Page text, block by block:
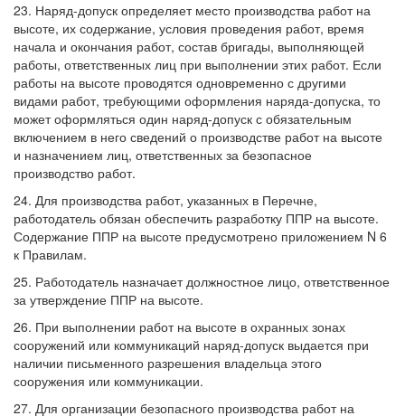
23. Наряд-допуск определяет место производства работ на
высоте, их содержание, условия проведения работ, время
начала и окончания работ, состав бригады, выполняющей
работы, ответственных лиц при выполнении этих работ. Если
работы на высоте проводятся одновременно с другими
видами работ, требующими оформления наряда-допуска, то
может оформляться один наряд-допуск с обязательным
включением в него сведений о производстве работ на высоте
и назначением лиц, ответственных за безопасное
производство работ.
24. Для производства работ, указанных в Перечне,
работодатель обязан обеспечить разработку ППР на высоте.
Содержание ППР на высоте предусмотрено приложением N 6
к Правилам.
25. Работодатель назначает должностное лицо, ответственное
за утверждение ППР на высоте.
26. При выполнении работ на высоте в охранных зонах
сооружений или коммуникаций наряд-допуск выдается при
наличии письменного разрешения владельца этого
сооружения или коммуникации.
27. Для организации безопасного производства работ на